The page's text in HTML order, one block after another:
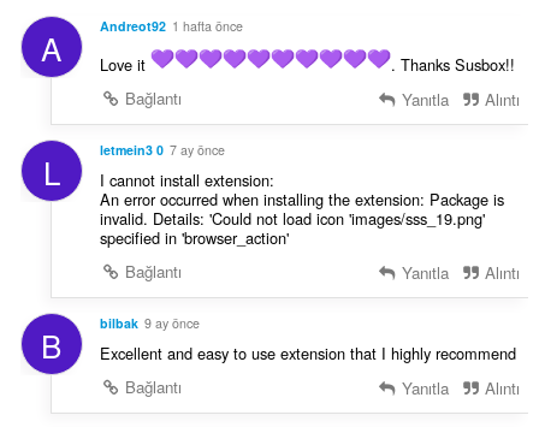
:
A Andreot92 1 hafta önce
Love it
. Thanks Susbox!!
Bağlantı
Yanıtla Alıntı
L letmein3 0 7 ay önce
I cannot install extension:
An error occurred when installing the extension: Package is
invalid. Details: 'Could not load icon 'images/sss_19.png'
specified in 'browser_action'
Bağlantı
Yanıtla Alıntı
B bilbak 9 ay önce
Excellent and easy to use extension that I highly recommend
Bağlantı
Yanıtla Alıntı